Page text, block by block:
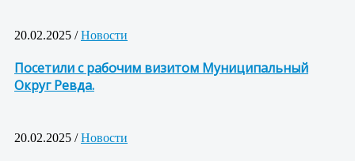
20.02.2025 /Новости
Посетили с рабочим визитом Муниципальный
Округ Ревда.
20.02.2025 /Новости